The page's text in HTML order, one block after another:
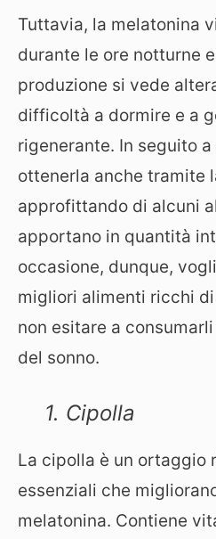
Tuttavia, la melatonina
durante le ore notturne
produzione si vede
difficoltà a dormire e a
rigenerante. In seguito
ottenerla anche tramite
approfittando di alcuni
apportano in quantità
occasione, dunque,
migliori alimenti ricchi
non esitare a
del sonno.
1. Cipolla
La cipolla è un ortaggio
essenziali che
melatonina. Contiene